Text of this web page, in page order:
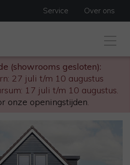
(showrooms gesloten):
27 juli t/m 10 augustus
17 juli t/m 10 augustus.
onze openingstijden.
Service Over ons